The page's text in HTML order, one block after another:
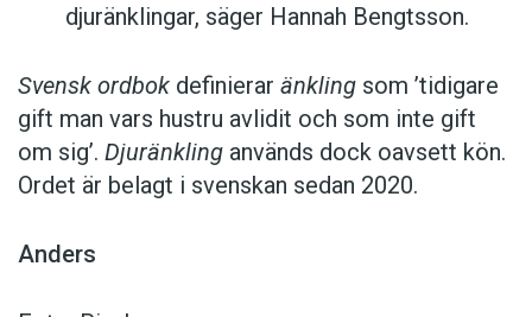
djuränklingar, säger Hannah Bengtsson.
Svensk ordbok definierar änkling som ’tidigare
gift man vars hustru av­lidit och som inte gift
om sig’. Djuränkling används dock oavsett kön.
Ordet är belagt i svenskan sedan 2020.
Anders